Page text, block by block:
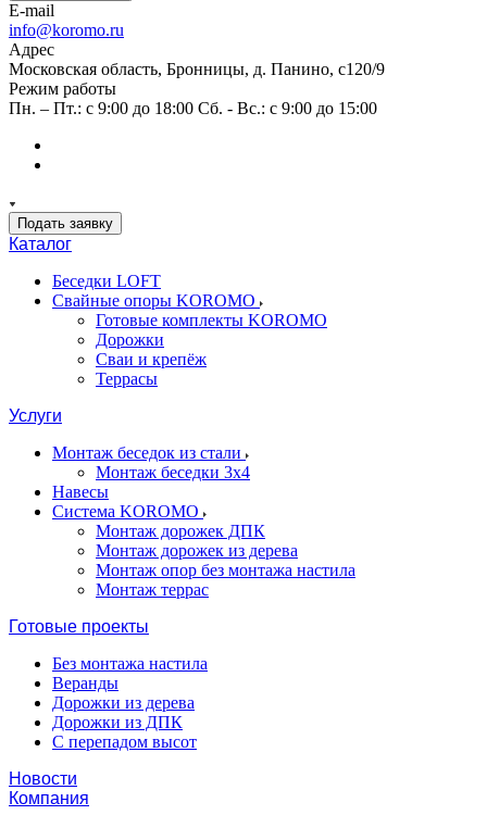
E-mail
info@koromo.ru
Адрес
Московская область, Бронницы, д. Панино, с120/9
Режим работы
Пн. – Пт.: с 9:00 до 18:00 Сб. - Вс.: с 9:00 до 15:00
Подать заявку
Каталог
Беседки LOFT
Свайные опоры KOROMO
Готовые комплекты KOROMO
Дорожки
Сваи и крепёж
Террасы
Услуги
Монтаж беседок из стали
Монтаж беседки 3х4
Навесы
Система KOROMO
Монтаж дорожек ДПК
Монтаж дорожек из дерева
Монтаж опор без монтажа настила
Монтаж террас
Готовые проекты
Без монтажа настила
Веранды
Дорожки из дерева
Дорожки из ДПК
С перепадом высот
Новости
Компания